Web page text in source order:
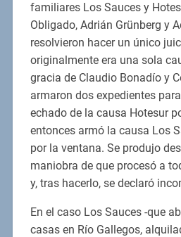
familiares Los Sauces y
Obligado, Adrián Grünberg y
resolvieron hacer un único
originalmente era una sola
gracia de Claudio Bonadío y
armaron dos expedientes
echado de la causa Hotesur
entonces armó la causa Los
por la ventana. Se produjo
maniobra de que procesó a
y, tras hacerlo, se declaró
En el caso Los Sauces -que
casas en Río Gallegos,